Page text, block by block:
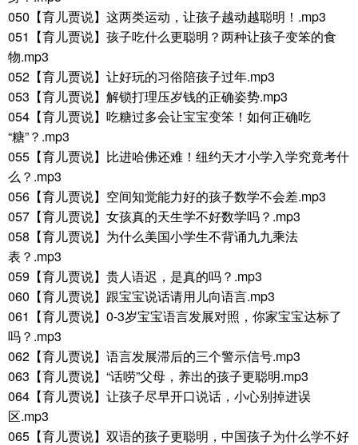
050【育儿贾说】这两类运动，让孩子越动越聪明！.mp3
051【育儿贾说】孩子吃什么更聪明？两种让孩子变笨的食
物.mp3
052【育儿贾说】让好玩的习俗陪孩子过年.mp3
053【育儿贾说】解锁打理压岁钱的正确姿势.mp3
054【育儿贾说】吃糖过多会让宝宝变笨！如何正确吃
“糖”？.mp3
055【育儿贾说】比进哈佛还难！纽约天才小学入学究竟考什
么？.mp3
056【育儿贾说】空间知觉能力好的孩子数学不会差.mp3
057【育儿贾说】女孩真的天生学不好数学吗？.mp3
058【育儿贾说】为什么美国小学生不背诵九九乘法
表？.mp3
059【育儿贾说】贵人语迟，是真的吗？.mp3
060【育儿贾说】跟宝宝说话请用儿向语言.mp3
061【育儿贾说】0-3岁宝宝语言发展对照，你家宝宝达标了
吗？.mp3
062【育儿贾说】语言发展滞后的三个警示信号.mp3
063【育儿贾说】“话唠”父母，养出的孩子更聪明.mp3
064【育儿贾说】让孩子尽早开口说话，小心别掉进误
区.mp3
065【育儿贾说】双语的孩子更聪明，中国孩子为什么学不好